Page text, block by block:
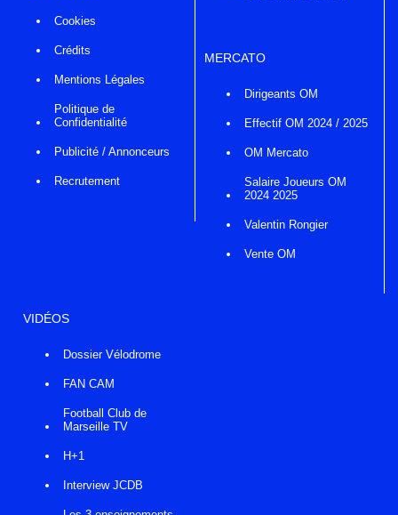
Cookies
Crédits
Mentions Légales
Politique de
Confidentialité
Publicité / Annonceurs
Recrutement
MERCATO
Dirigeants OM
Effectif OM 2024 / 2025
OM Mercato
Salaire Joueurs OM
2024 2025
Valentin Rongier
Vente OM
VIDÉOS
Dossier Vélodrome
FAN CAM
Football Club de
Marseille TV
H+1
Interview JCDB